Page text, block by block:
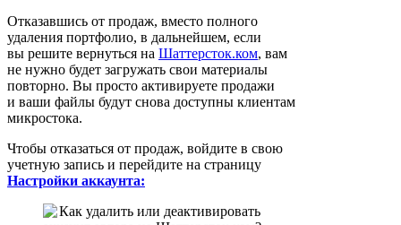
Отказавшись от продаж, вместо полного
удаления портфолио, в дальнейшем, если
вы решите вернуться на Шаттерсток.ком, вам
не нужно будет загружать свои материалы
повторно. Вы просто активируете продажи
и ваши файлы будут снова доступны клиентам
микростока.
Чтобы отказаться от продаж, войдите в свою
учетную запись и перейдите на страницу
Настройки аккаунта: